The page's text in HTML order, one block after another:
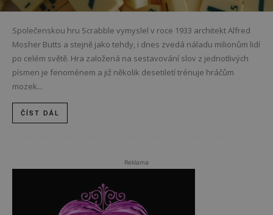
Společenskou hru Scrabble vymyslel v roce 1933 architekt Alfred
Mosher Butts a stejně jako tehdy, i dnes zvedá náladu milionům lidí
po celém světě. Hra založená na sestavování slov z jednotlivých
písmen je fenoménem a již několik desetiletí trénuje hráčům
mozek...
ČÍST DÁL
Reklama